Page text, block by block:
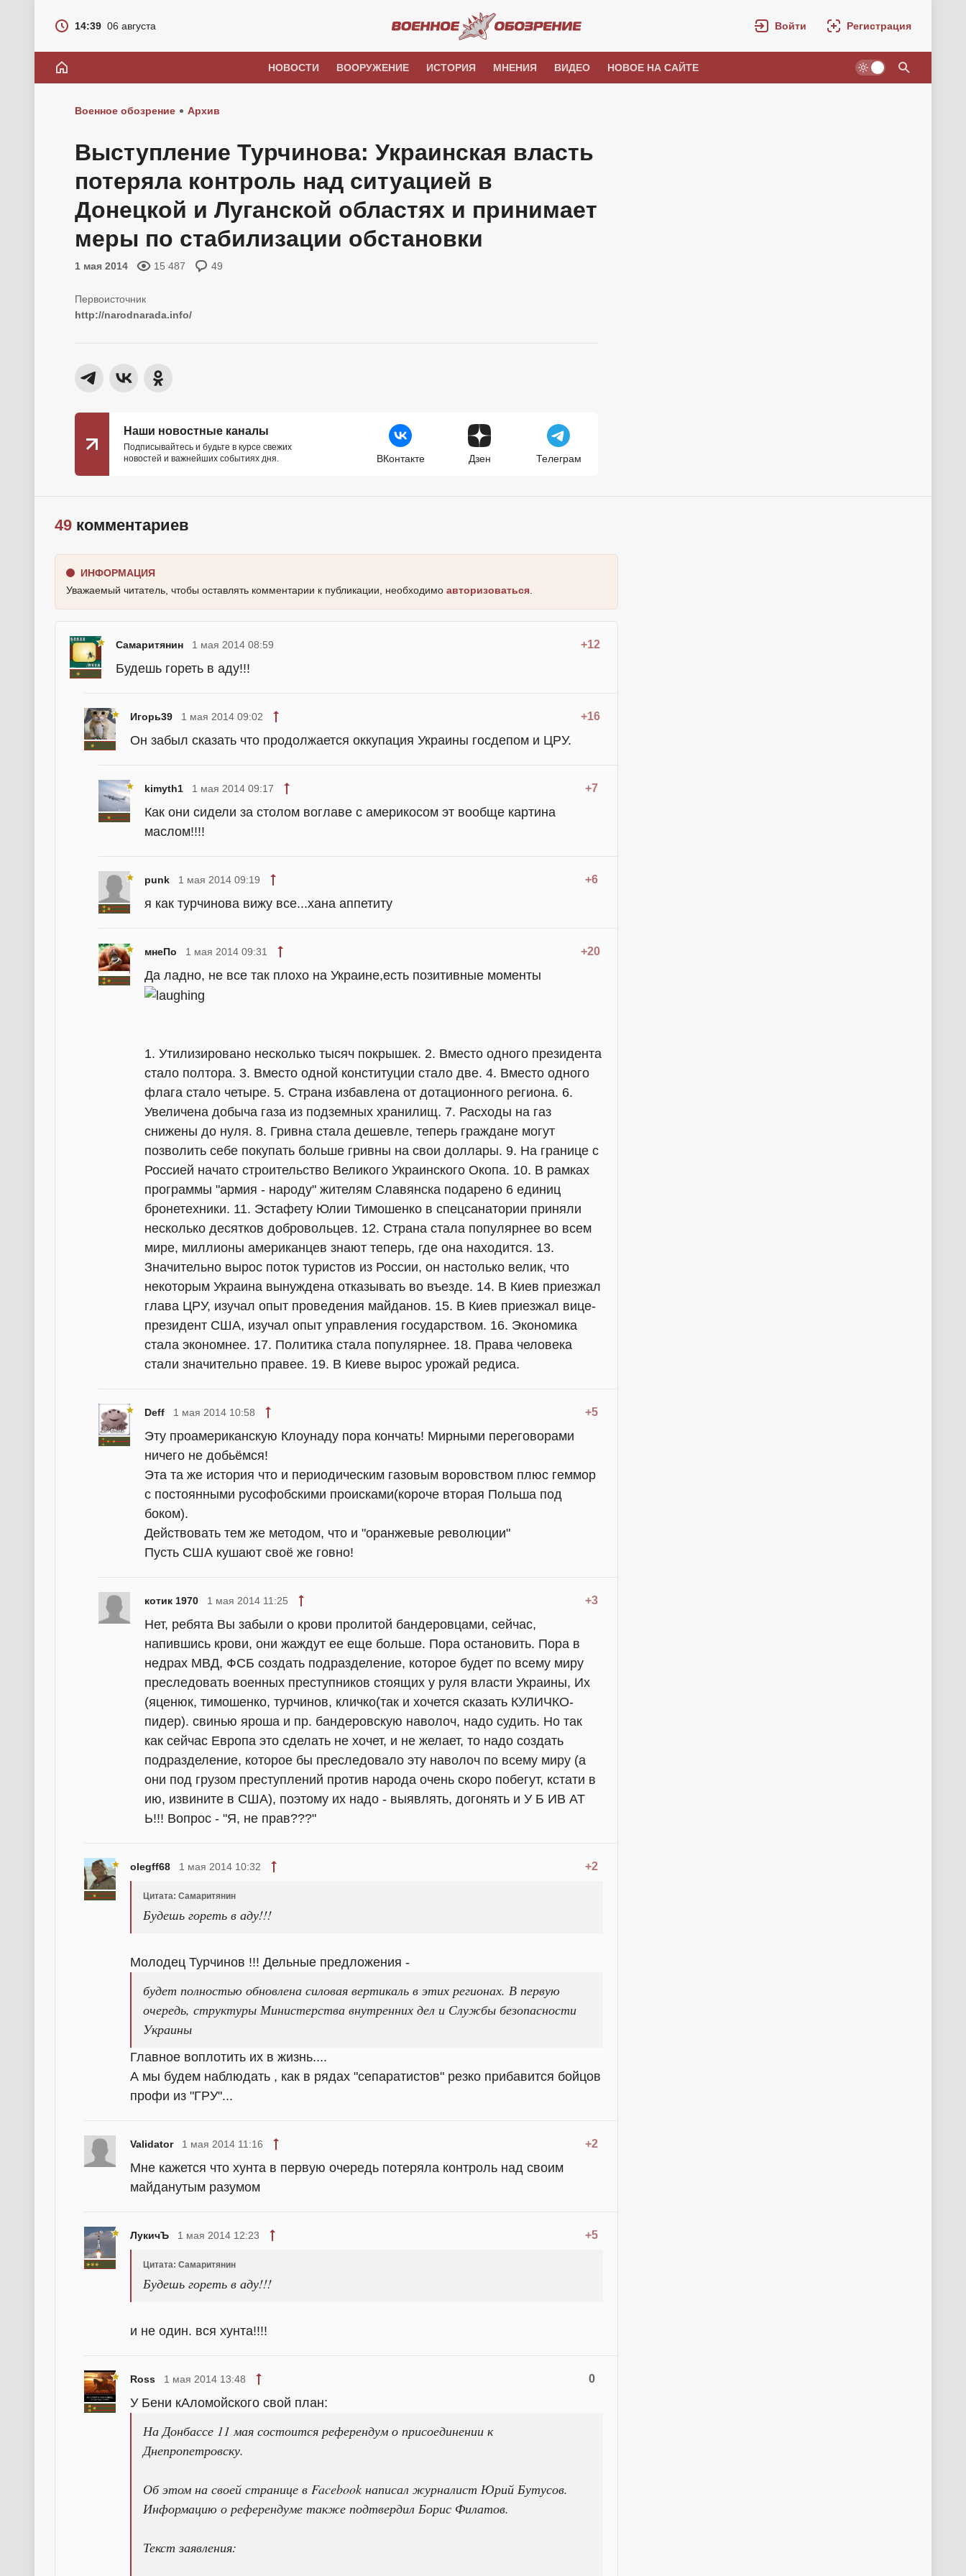
14:39 06 августа Войти Регистрация
НОВОСТИ ВООРУЖЕНИЕ ИСТОРИЯ МНЕНИЯ ВИДЕО НОВОЕ НА САЙТЕ
Военное обозрение Архив
Выступление Турчинова: Украинская власть
потеряла контроль над ситуацией в
Донецкой и Луганской областях и принимает
меры по стабилизации обстановки
1 мая 2014 15 487 49
http://narodnarada.info/
Наши новостные каналы
Подписывайтесь и будьте в курсе свежих
новостей и важнейших событиях дня.
ВКонтакте Дзен Телеграм
49 комментариев
ИНФОРМАЦИЯ
Уважаемый читатель, чтобы оставлять комментарии к публикации, необходимо авторизоваться
Самаритянин +12
1 мая 2014 08:59
Будешь гореть в аду!!!
Игорь39 +16
1 мая 2014 09:02
Он забыл сказать что продолжается оккупация Украины госдепом и ЦРУ.
kimyth1 +7
1 мая 2014 09:17
Как они сидели за столом воглаве с америкосом эт вообще картина
маслом!!!!
punk +6
1 мая 2014 09:19
я как турчинова вижу все...хана аппетиту
мнеПо +20
1 мая 2014 09:31
Да ладно, не все так плохо на Украине,есть позитивные моменты
1. Утилизировано несколько тысяч покрышек. 2. Вместо одного президента
стало полтора. 3. Вместо одной конституции стало две. 4. Вместо одного
флага стало четыре. 5. Страна избавлена от дотационного региона. 6.
Увеличена добыча газа из подземных хранилищ. 7. Расходы на газ
снижены до нуля. 8. Гривна стала дешевле, теперь граждане могут
позволить себе покупать больше гривны на свои доллары. 9. На границе с
Россией начато строительство Великого Украинского Окопа. 10. В рамках
программы "армия - народу" жителям Славянска подарено 6 единиц
бронетехники. 11. Эстафету Юлии Тимошенко в спецсанатории приняли
несколько десятков добровольцев. 12. Страна стала популярнее во всем
мире, миллионы американцев знают теперь, где она находится. 13.
Значительно вырос поток туристов из России, он настолько велик, что
некоторым Украина вынуждена отказывать во въезде. 14. В Киев приезжал
глава ЦРУ, изучал опыт проведения майданов. 15. В Киев приезжал вице-
президент США, изучал опыт управления государством. 16. Экономика
стала экономнее. 17. Политика стала популярнее. 18. Права человека
стали значительно правее. 19. В Киеве вырос урожай редиса.
Deff +5
1 мая 2014 10:58
Эту проамериканскую Клоунаду пора кончать! Мирными переговорами
ничего не добьёмся!
Эта та же история что и периодическим газовым воровством плюс геммор
с постоянными русофобскими происками(короче вторая Польша под
боком).
Действовать тем же методом, что и "оранжевые революции"
Пусть США кушают своё же говно!
котик 1970 +3
1 мая 2014 11:25
Нет, ребята Вы забыли о крови пролитой бандеровцами, сейчас,
напившись крови, они жаждут ее еще больше. Пора остановить. Пора в
недрах МВД, ФСБ создать подразделение, которое будет по всему миру
преследовать военных преступников стоящих у руля власти Украины, Их
(яценюк, тимошенко, турчинов, кличко(так и хочется сказать КУЛИЧКО-
пидер). свинью яроша и пр. бандеровскую наволоч, надо судить. Но так
как сейчас Европа это сделать не хочет, и не желает, то надо создать
подразделение, которое бы преследовало эту наволоч по всему миру (а
они под грузом преступлений против народа очень скоро побегут, кстати в
ию, извините в США), поэтому их надо - выявлять, догонять и У Б ИВ АТ
Ь!!! Вопрос - "Я, не прав???"
olegff68 +2
1 мая 2014 10:32
Цитата: Самаритянин
Будешь гореть в аду!!!
Молодец Турчинов !!! Дельные предложения -
будет полностью обновлена ​​силовая вертикаль в этих регионах. В первую
очередь, структуры Министерства внутренних дел и Службы безопасности
Украины
Главное воплотить их в жизнь....
А мы будем наблюдать , как в рядах "сепаратистов" резко прибавится бойцов
профи из "ГРУ"...
Validator +2
1 мая 2014 11:16
Мне кажется что хунта в первую очередь потеряла контроль над своим
майданутым разумом
ЛукичЪ +5
1 мая 2014 12:23
Цитата: Самаритянин
Будешь гореть в аду!!!
и не один. вся хунта!!!!
Ross 0
1 мая 2014 13:48
У Бени кАломойского свой план:
На Донбассе 11 мая состоится референдум о присоединении к
Днепропетровску.
Об этом на своей странице в Facebook написал журналист Юрий Бутусов.
Информацию о референдуме также подтвердил Борис Филатов.
Текст заявления: